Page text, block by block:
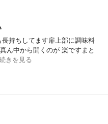
持ちしてます扉上部に調味料
ん中から開くのが 楽ですまと
きを見る